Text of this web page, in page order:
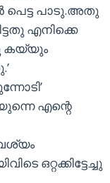
പെട്ട പാടു.അതു
എനിക്കെ
കയ്യും
എന്റെ
ഒറ്റക്കിട്ടേച്ചു